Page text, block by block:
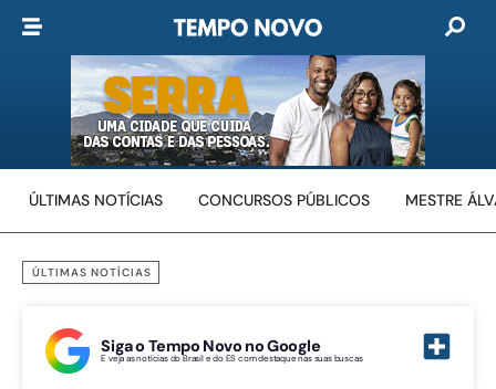
ÚLTIMAS NOTÍCIAS CONCURSOS PÚBLICOS MESTRE
ÚLTIMAS NOTÍCIAS
Siga o Tempo Novo no Google
E veja as notícias do Brasil e do ES com destaque nas suas buscas